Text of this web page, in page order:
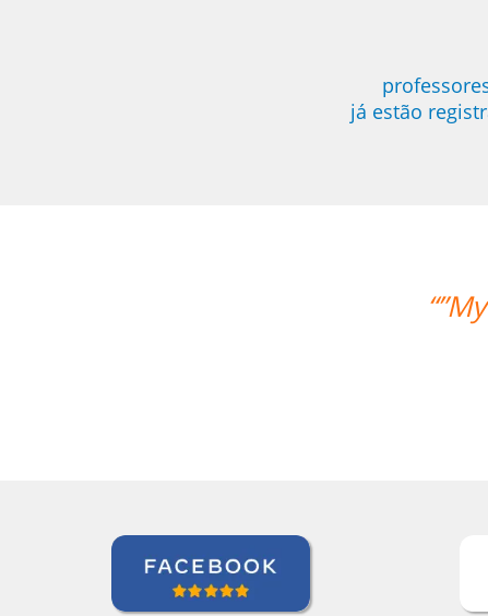
já estão
likes the lessons and the